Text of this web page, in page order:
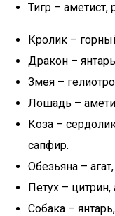
Тигр – аметист,
Кролик –
Дракон –
Змея –
Лошадь –
Коза –
сапфир.
Обезьяна –
Петух – цитрин,
Собака –